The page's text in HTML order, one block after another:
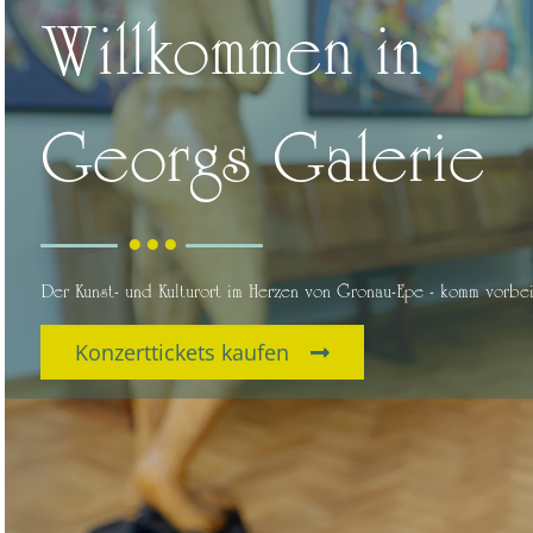
Willkommen in
Georgs Galerie
● ● ●
Der Kunst- und Kulturort im Herzen von Gronau-Epe - komm
Konzerttickets kaufen